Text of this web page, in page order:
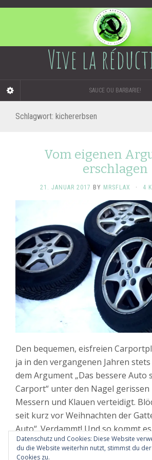
Vive la
SAUCE OU BARBARIE!
Schlagwort: kichererbsen
Vom eigenen
erschlagen
21. JANUAR 2017 BY MRSFLAX · 4
Den bequemen, eisfreien
ja in den vergangenen Jahren
dem Argument „Das bessere Auto
Carport“ unter den Nagel
Messern und Klauen verteidigt.
seit kurz vor Weihnachten der
Auto“. Verdammt! Und so kommt
armes, schutzloses Puntili auf den
steht, allnächtlich bei zweistelligen
Datenschutz und Cookies: Diese Website
du die Website weiterhin nutzt, stimmst du
Cookies zu.